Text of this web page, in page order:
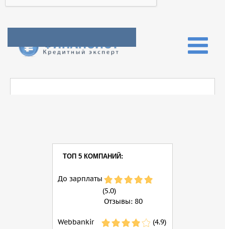
ТОП 5 КОМПАНИЙ:
До зарплаты
(5.0)
Отзывы: 80
Webbankir
(4.9)